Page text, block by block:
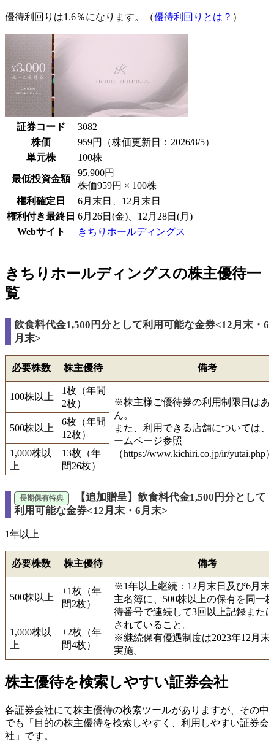
優待利回りは1.6％になります。（優待利回りとは？ ）
証券コード
3082
株価
959円
（株価更新日：2026/8/5）
単元株
100株
最低投資金額
95,900円
株価959円 × 100株
権利確定日
6月末日、12月末日
権利付き最終日 6月26日(金)、12月28日(月)
Webサイト
きちりホールディングス
きちりホールディングスの株主優待一
覧
飲食料代金1,500円分として利用可能な金券<12月末・6
月末>
必要株数 株主優待 備考
100株以上
1枚（年間
2枚）
※株主様ご優待券の利用制限日はあ
ん。
また、利用できる店舗については、
ームページ参照
（https://www.kichiri.co.jp/ir/yutai.php
500株以上
6枚（年間
12枚）
1,000株以
上
13枚（年
間26枚）
【追加贈呈】飲食料代金1,500円分として
利用可能な金券<12月末・6月末>
1年以上
必要株数 株主優待 備考
500株以上
+1枚（年
間2枚）
※1年以上継続：12月末日及び6月末
主名簿に、500株以上の保有を同一
待番号で連続して3回以上記録また
されていること。
※継続保有優遇制度は2023年12月末
実施。
1,000株以
上
+2枚（年
間4枚）
株主優待を検索しやすい証券会社
各証券会社にて株主優待の検索ツールがありますが、その中
でも「目的の株主優待を検索しやすく、利用しやすい証券会
社」です。